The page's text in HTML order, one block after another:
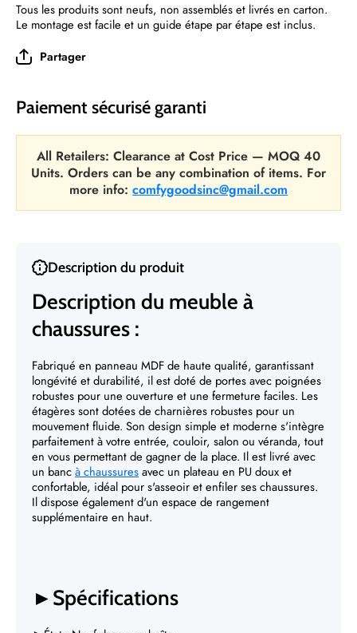
Tous les produits sont neufs, non assemblés et livrés en carton.
Le montage est facile et un guide étape par étape est inclus.
Partager
Paiement sécurisé garanti
All Retailers: Clearance at Cost Price — MOQ 40
Units. Orders can be any combination of items. For
more info: comfygoodsinc@gmail.com
Description du produit
Description du meuble à
chaussures :
Fabriqué en panneau MDF de haute qualité, garantissant
longévité et durabilité, il est doté de portes avec poignées
robustes pour une ouverture et une fermeture faciles. Les
étagères sont dotées de charnières robustes pour un
mouvement fluide. Son design simple et moderne s'intègre
parfaitement à votre entrée, couloir, salon ou véranda, tout
en vous permettant de gagner de la place. Il est livré avec
un bancà chaussuresavec un plateau en PU doux et
confortable, idéal pour s'asseoir et enfiler ses chaussures.
Il dispose également d'un espace de rangement
supplémentaire en haut.
►Spécifications